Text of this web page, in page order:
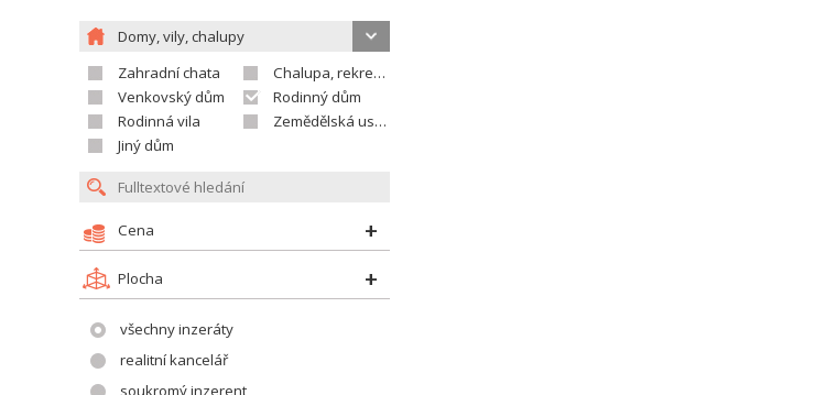
Domy, vily, chalupy
Zahradní chata
Chalupa, rekreační domek
Venkovský dům
Rodinný dům
Rodinná vila
Zemědělská usedlost
Jiný dům
Cena
Plocha
všechny inzeráty
realitní kancelář
soukromý inzerent